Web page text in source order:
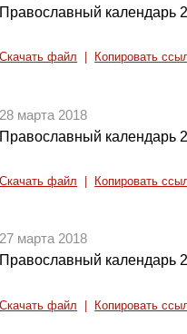
Православный календарь
Скачать файл Копировать
28 марта 2018
Православный календарь
Скачать файл Копировать
27 марта 2018
Православный календарь
Скачать файл Копировать